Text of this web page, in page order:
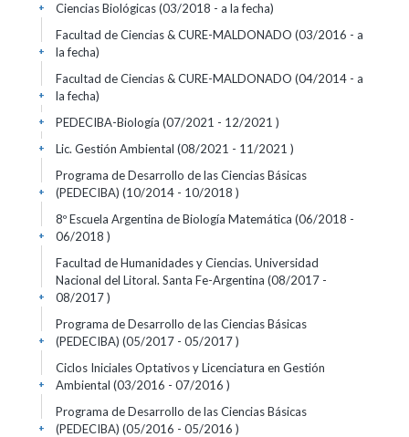
Ciencias Biológicas (03/2018 - a la fecha)
+
Facultad de Ciencias & CURE-MALDONADO (03/2016 - a
la fecha)
+
Facultad de Ciencias & CURE-MALDONADO (04/2014 - a
la fecha)
+
PEDECIBA-Biología (07/2021 - 12/2021 )
+
Lic. Gestión Ambiental (08/2021 - 11/2021 )
+
Programa de Desarrollo de las Ciencias Básicas
(PEDECIBA) (10/2014 - 10/2018 )
+
8º Escuela Argentina de Biología Matemática (06/2018 -
06/2018 )
+
Facultad de Humanidades y Ciencias. Universidad
Nacional del Litoral. Santa Fe-Argentina (08/2017 -
08/2017 )
+
Programa de Desarrollo de las Ciencias Básicas
(PEDECIBA) (05/2017 - 05/2017 )
+
Ciclos Iniciales Optativos y Licenciatura en Gestión
Ambiental (03/2016 - 07/2016 )
+
Programa de Desarrollo de las Ciencias Básicas
(PEDECIBA) (05/2016 - 05/2016 )
+